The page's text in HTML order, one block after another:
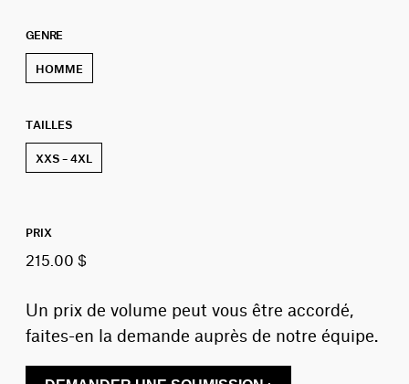
GENRE
HOMME
TAILLES
XXS – 4XL
PRIX
215.00 $
Un prix de volume peut vous être accordé,
faites-en la demande auprès de notre équipe.